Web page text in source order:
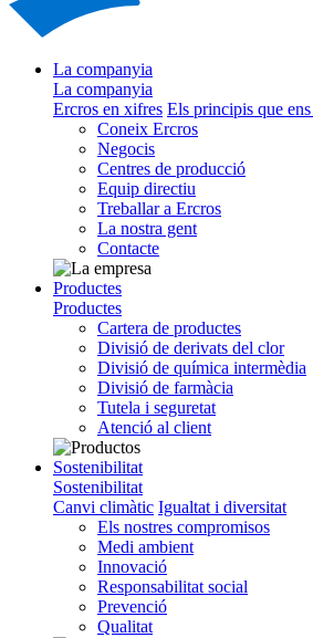
La companyia
La companyia
Ercros en xifres Els principis que
Coneix Ercros
Negocis
Centres de producció
Equip directiu
Treballar a Ercros
La nostra gent
Contacte
Productes
Productes
Cartera de productes
Divisió de derivats del clor
Divisió de química intermèdia
Divisió de farmàcia
Tutela i seguretat
Atenció al client
Sostenibilitat
Sostenibilitat
Canvi climàtic Igualtat i diversitat
Els nostres compromisos
Medi ambient
Innovació
Responsabilitat social
Prevenció
Qualitat